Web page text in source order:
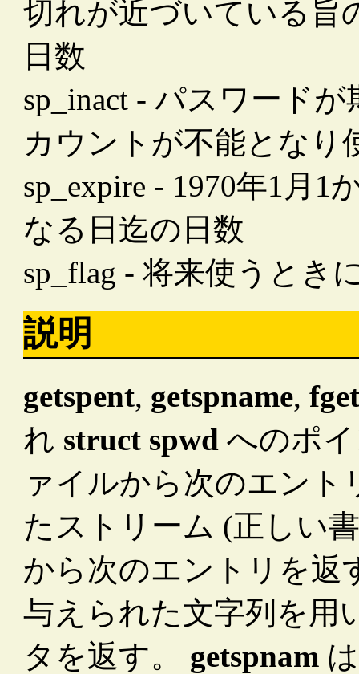
切れが近づいている旨
日数
sp_inact - パスワード
カウントが不能となり
sp_expire - 1970年1月
なる日迄の日数
sp_flag - 将来使うとき
説明
getspent, getspname,
れ struct spwd へのポ
ァイルから次のエン
たストリーム (正しい
から次のエントリを返
与えられた文字列を用
タを返す。 getspnam